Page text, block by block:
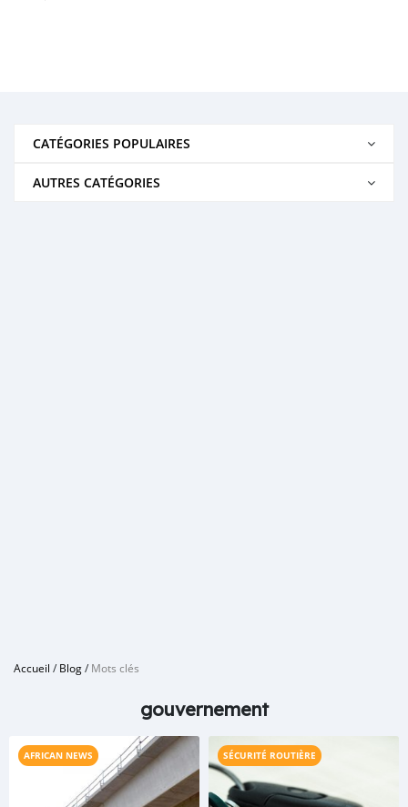
CATÉGORIES POPULAIRES
AUTRES CATÉGORIES
Accueil /Blog/Mots clés
gouvernement
AFRICAN NEWS SÉCURITÉ ROUTIÈRE